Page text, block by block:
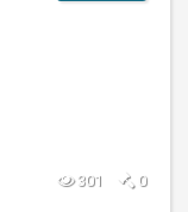
301 0